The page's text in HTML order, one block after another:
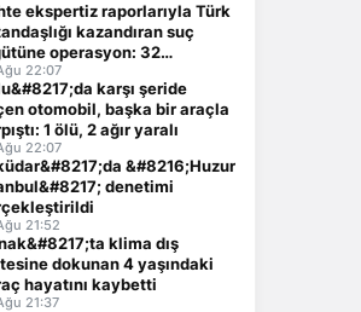
ekspertiz raporlarıyla Türk
kazandıran suç
operasyon: 32
22:07
karşı şeride
otomobil, başka bir araçla
1 ölü, 2 ağır yaralı
22:07
&#8216;Huzur
denetimi
21:52
klima dış
dokunan 4 yaşındaki
hayatını kaybetti
21:37